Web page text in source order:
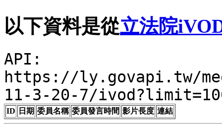
以下資料是從立法院
API:
https://ly.govapi.tw/meet/
11-3-20-7/
ID 日期 委員名稱 委員發言時間 影片長度 連結